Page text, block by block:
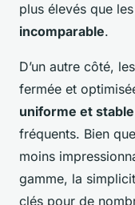
plus élevés que
incomparable.
D’un autre côté,
fermée et
uniforme et stable
fréquents. Bien
moins
gamme, la
clés pour de